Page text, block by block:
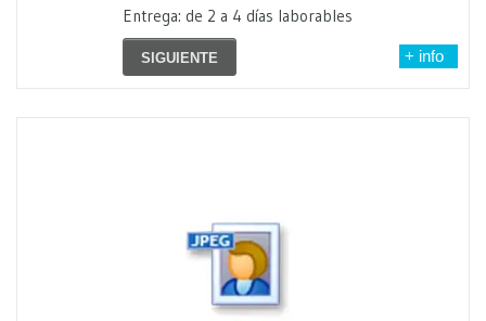
Entrega: de 2 a 4 días laborables
SIGUIENTE + info